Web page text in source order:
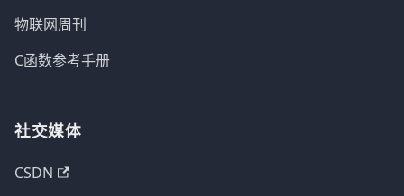
物联网周刊
C函数参考手册
社交媒体
CSDN